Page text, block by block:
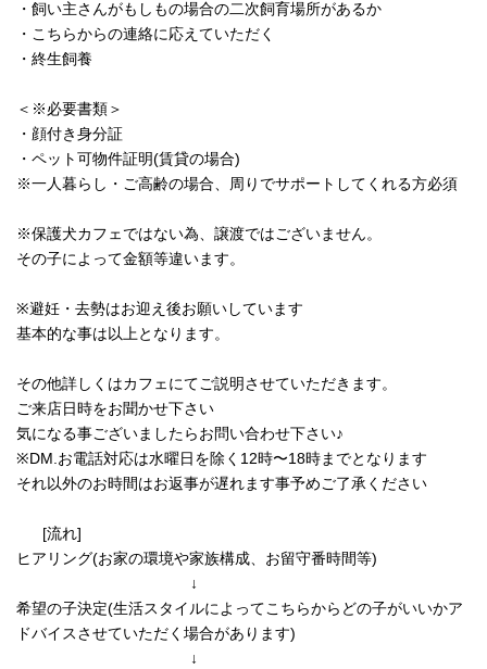
・飼い主さんがもしもの場合の二次飼育場所があるか
・こちらからの連絡に応えていただく
・終生飼養
＜※必要書類＞
・顔付き身分証
・ペット可物件証明(賃貸の場合)
※一人暮らし・ご高齢の場合、周りでサポートしてくれる方必須
※保護犬カフェではない為、譲渡ではございません。
その子によって金額等違います。
※避妊・去勢はお迎え後お願いしています
基本的な事は以上となります。
その他詳しくはカフェにてご説明させていただきます。
ご来店日時をお聞かせ下さい
気になる事ございましたらお問い合わせ下さい♪
※DM.お電話対応は水曜日を除く12時〜18時までとなります
それ以外のお時間はお返事が遅れます事予めご了承ください
[流れ]
ヒアリング(お家の環境や家族構成、お留守番時間等)
↓
希望の子決定(生活スタイルによってこちらからどの子がいいかア
ドバイスさせていただく場合があります)
↓